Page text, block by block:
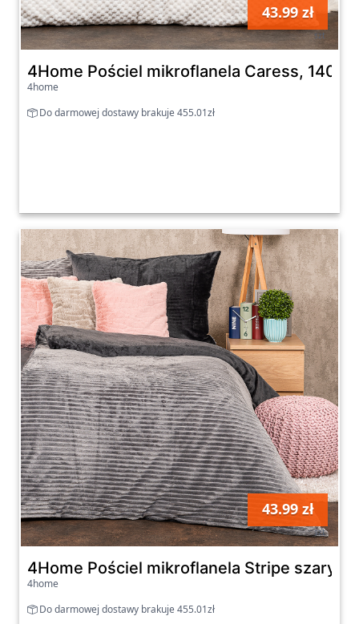
43.99 zł
szt
4Home Pościel mikroflanela Caress, 140 x
4home
Do darmowej dostawy brakuje 455.01zł
43.99 zł
szt
4Home Pościel mikroflanela Stripe szary,
4home
Do darmowej dostawy brakuje 455.01zł